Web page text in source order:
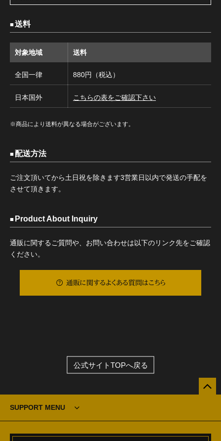
送料
対象地域 送料
全国一律 880円（税込）
日本国外 こちらの表をご確認下さい
※商品により送料が異なる場合がございます。
配送方法
ご注文頂いてから土日祝を除きます3営業日以内で発送の手配を
させて頂きます。
Product About Inquiry
通販に関するご質問や、お問い合わせは以下のリンク先をご確認
ください。
通販に関するよくある質問はこちら
公式サイトTOPへ戻る
SUPPORT MENU